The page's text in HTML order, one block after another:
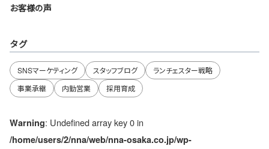
お客様の声
タグ
SNSマーケティング スタッフブログ
ランチェスター戦略
事業承継
内勤営業 採用育成
Warning: Undefined array key 0 in
/home/users/2/nna/web/nna-osaka.co.jp/wp-